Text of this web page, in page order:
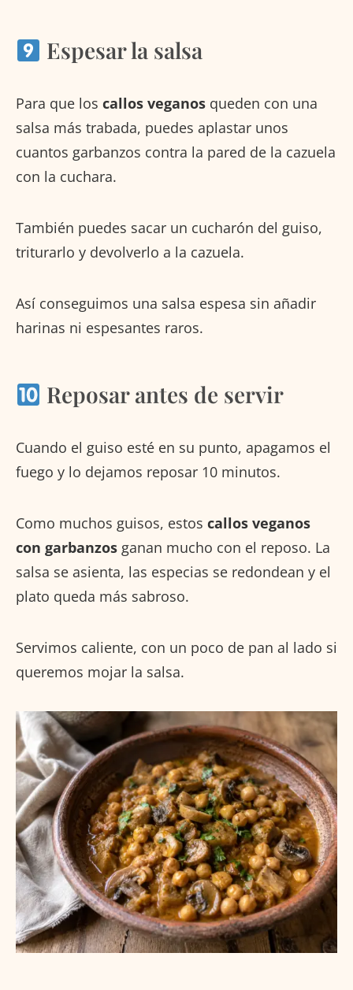
Espesar la salsa
Para que los callos veganos queden con una
salsa más trabada, puedes aplastar unos
cuantos garbanzos contra la pared de la cazuela
con la cuchara.
También puedes sacar un cucharón del guiso,
triturarlo y devolverlo a la cazuela.
Así conseguimos una salsa espesa sin añadir
harinas ni espesantes raros.
Reposar antes de servir
Cuando el guiso esté en su punto, apagamos el
fuego y lo dejamos reposar 10 minutos.
Como muchos guisos, estos callos veganos
con garbanzos ganan mucho con el reposo. La
salsa se asienta, las especias se redondean y el
plato queda más sabroso.
Servimos caliente, con un poco de pan al lado si
queremos mojar la salsa.